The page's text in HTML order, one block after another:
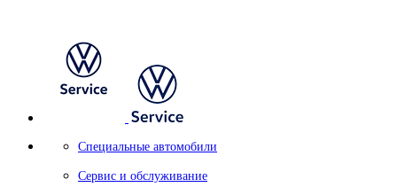
Специальные автомобили
Сервис и обслуживание